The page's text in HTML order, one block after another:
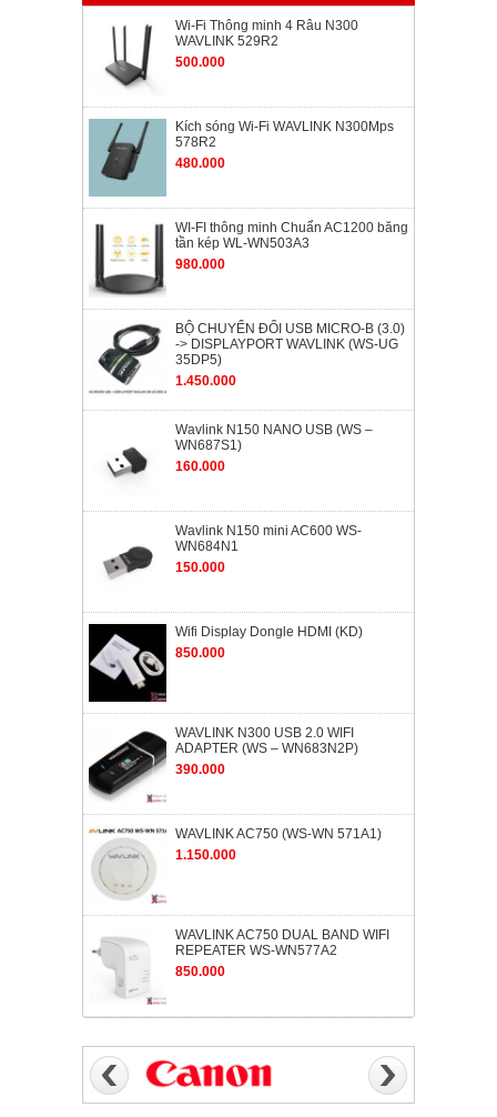
Wi-Fi Thông minh 4 Râu N300
WAVLINK 529R2
500.000
Kích sóng Wi-Fi WAVLINK N300Mps
578R2
480.000
WI-FI thông minh Chuẩn AC1200 băng
tần kép WL-WN503A3
980.000
BỘ CHUYỂN ĐỔI USB MICRO-B (3.0)
-> DISPLAYPORT WAVLINK (WS-UG
35DP5)
1.450.000
Wavlink N150 NANO USB (WS –
WN687S1)
160.000
Wavlink N150 mini AC600 WS-
WN684N1
150.000
Wifi Display Dongle HDMI (KD)
850.000
WAVLINK N300 USB 2.0 WIFI
ADAPTER (WS – WN683N2P)
390.000
WAVLINK AC750 (WS-WN 571A1)
1.150.000
WAVLINK AC750 DUAL BAND WIFI
REPEATER WS-WN577A2
850.000